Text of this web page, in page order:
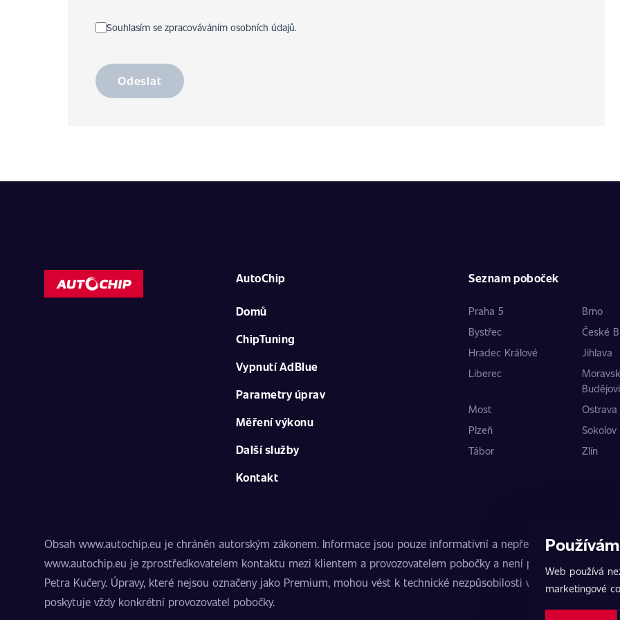
Souhlasím se zpracováváním osobních údajů.
Odeslat
AutoChip
Domů
ChipTuning
Vypnutí AdBlue
Parametry úprav
Měření výkonu
Další služby
Kontakt
Seznam poboček
Praha 5
Brno
Bystřec
České
Hradec Králové
Jihlava
Liberec
Most
Ostrava
Plzeň
Sokolov
Tábor
Zlín
Obsah www.autochip.eu je chráněn autorským zákonem. Informace jsou pouze informativní a nepředstavují veřejnou
www.autochip.eu je zprostředkovatelem kontaktu mezi klientem a provozovatelem pobočky a není poskytovatelem
Petra Kučery. Úpravy, které nejsou označeny jako Premium, mohou vést k technické nezpůsobilosti vozidla k provozu
poskytuje vždy konkrétní provozovatel pobočky.
Web používá
marketingové